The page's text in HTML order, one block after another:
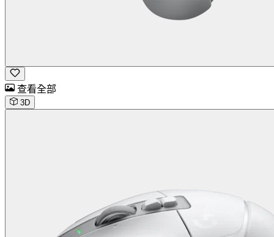
查看全部
3D